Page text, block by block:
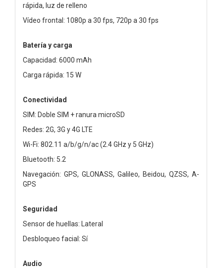
rápida, luz de relleno
Vídeo frontal: 1080p a 30 fps, 720p a 30 fps
Batería y carga
Capacidad: 6000 mAh
Carga rápida: 15 W
Conectividad
SIM: Doble SIM + ranura microSD
Redes: 2G, 3G y 4G LTE
Wi-Fi: 802.11 a/b/g/n/ac (2.4 GHz y 5 GHz)
Bluetooth: 5.2
Navegación: GPS, GLONASS, Galileo, Beidou, QZSS, A-
GPS
Seguridad
Sensor de huellas: Lateral
Desbloqueo facial: Sí
Audio